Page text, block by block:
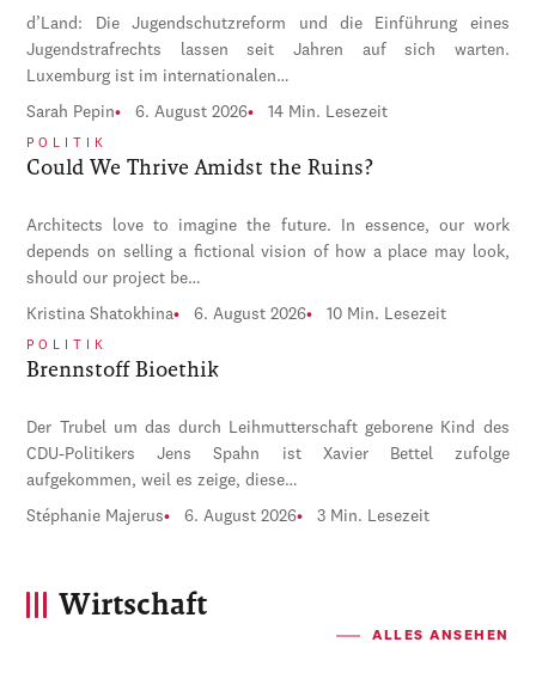
d’Land: Die Jugendschutzreform und die Einführung eines
Jugendstrafrechts lassen seit Jahren auf sich warten.
Luxemburg ist im internationalen…
Sarah Pepin 6. August 2026 14 Min. Lesezeit
POLITIK
Could We Thrive Amidst the Ruins?
Architects love to imagine the future. In essence, our work
depends on selling a fictional vision of how a place may look,
should our project be…
Kristina Shatokhina 6. August 2026 10 Min. Lesezeit
POLITIK
Brennstoff Bioethik
Der Trubel um das durch Leihmutterschaft geborene Kind des
CDU-Politikers Jens Spahn ist Xavier Bettel zufolge
aufgekommen, weil es zeige, diese…
Stéphanie Majerus 6. August 2026 3 Min. Lesezeit
Wirtschaft
ALLES ANSEHEN